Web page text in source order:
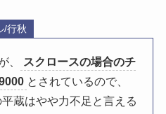
/行秋
、
スクロースの場合のチ
とされているので、
蔵はやや力不足と言える